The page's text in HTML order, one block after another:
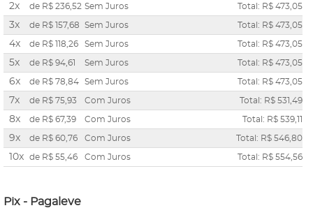
2x de R$ 236,52 Sem Juros Total: R$ 473,05
3x de R$ 157,68 Sem Juros Total: R$ 473,05
4x de R$ 118,26 Sem Juros Total: R$ 473,05
5x de R$ 94,61 Sem Juros Total: R$ 473,05
6x de R$ 78,84 Sem Juros Total: R$ 473,05
7x de R$ 75,93 Com Juros Total: R$ 531,49
8x de R$ 67,39 Com Juros Total: R$ 539,11
9x de R$ 60,76 Com Juros Total: R$ 546,80
10x de R$ 55,46 Com Juros Total: R$ 554,56
Pix - Pagaleve